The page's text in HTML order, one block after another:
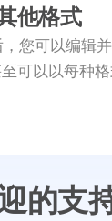
他格式
您可以编辑
可以以每种
的支